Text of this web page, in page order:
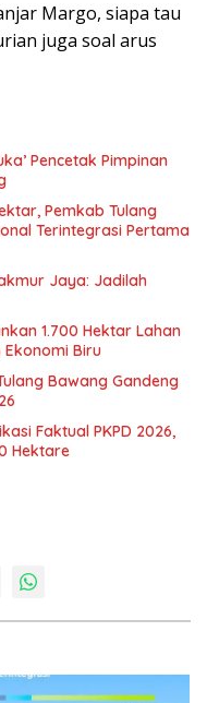
Margo, siapa tau
juga soal arus
Pencetak Pimpinan
Pemkab Tulang
Terintegrasi Pertama
Jaya: Jadilah
1.700 Hektar Lahan
Ekonomi Biru
Bawang Gandeng
Faktual PKPD 2026,
Hektare